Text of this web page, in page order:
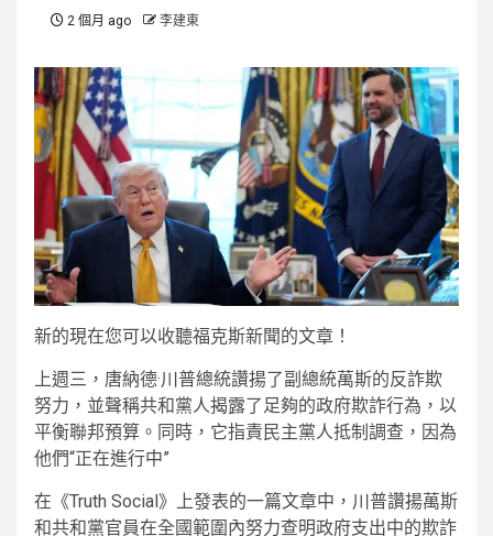
2 個月 ago 李建東
新的現在您可以收聽福克斯新聞的文章！
上週三，唐納德·川普總統讚揚了副總統萬斯的反詐欺
努力，並聲稱共和黨人揭露了足夠的政府欺詐行為，以
平衡聯邦預算。同時，它指責民主黨人抵制調查，因為
他們“正在進行中”
在《Truth Social》上發表的一篇文章中，川普讚揚萬斯
和共和黨官員在全國範圍內努力查明政府支出中的欺詐